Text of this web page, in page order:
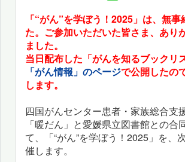
「“がん”を学ぼう！2025」は、無事
た。ご参加いただいた皆さま、あり
ました。
当日配布した「がんを知るブックリ
「がん情報」のページで公開したの
します。
四国がんセンター患者・家族総合支
「暖だん」と愛媛県立図書館との合
て、「“がん”を学ぼう！2025」を、
催します。